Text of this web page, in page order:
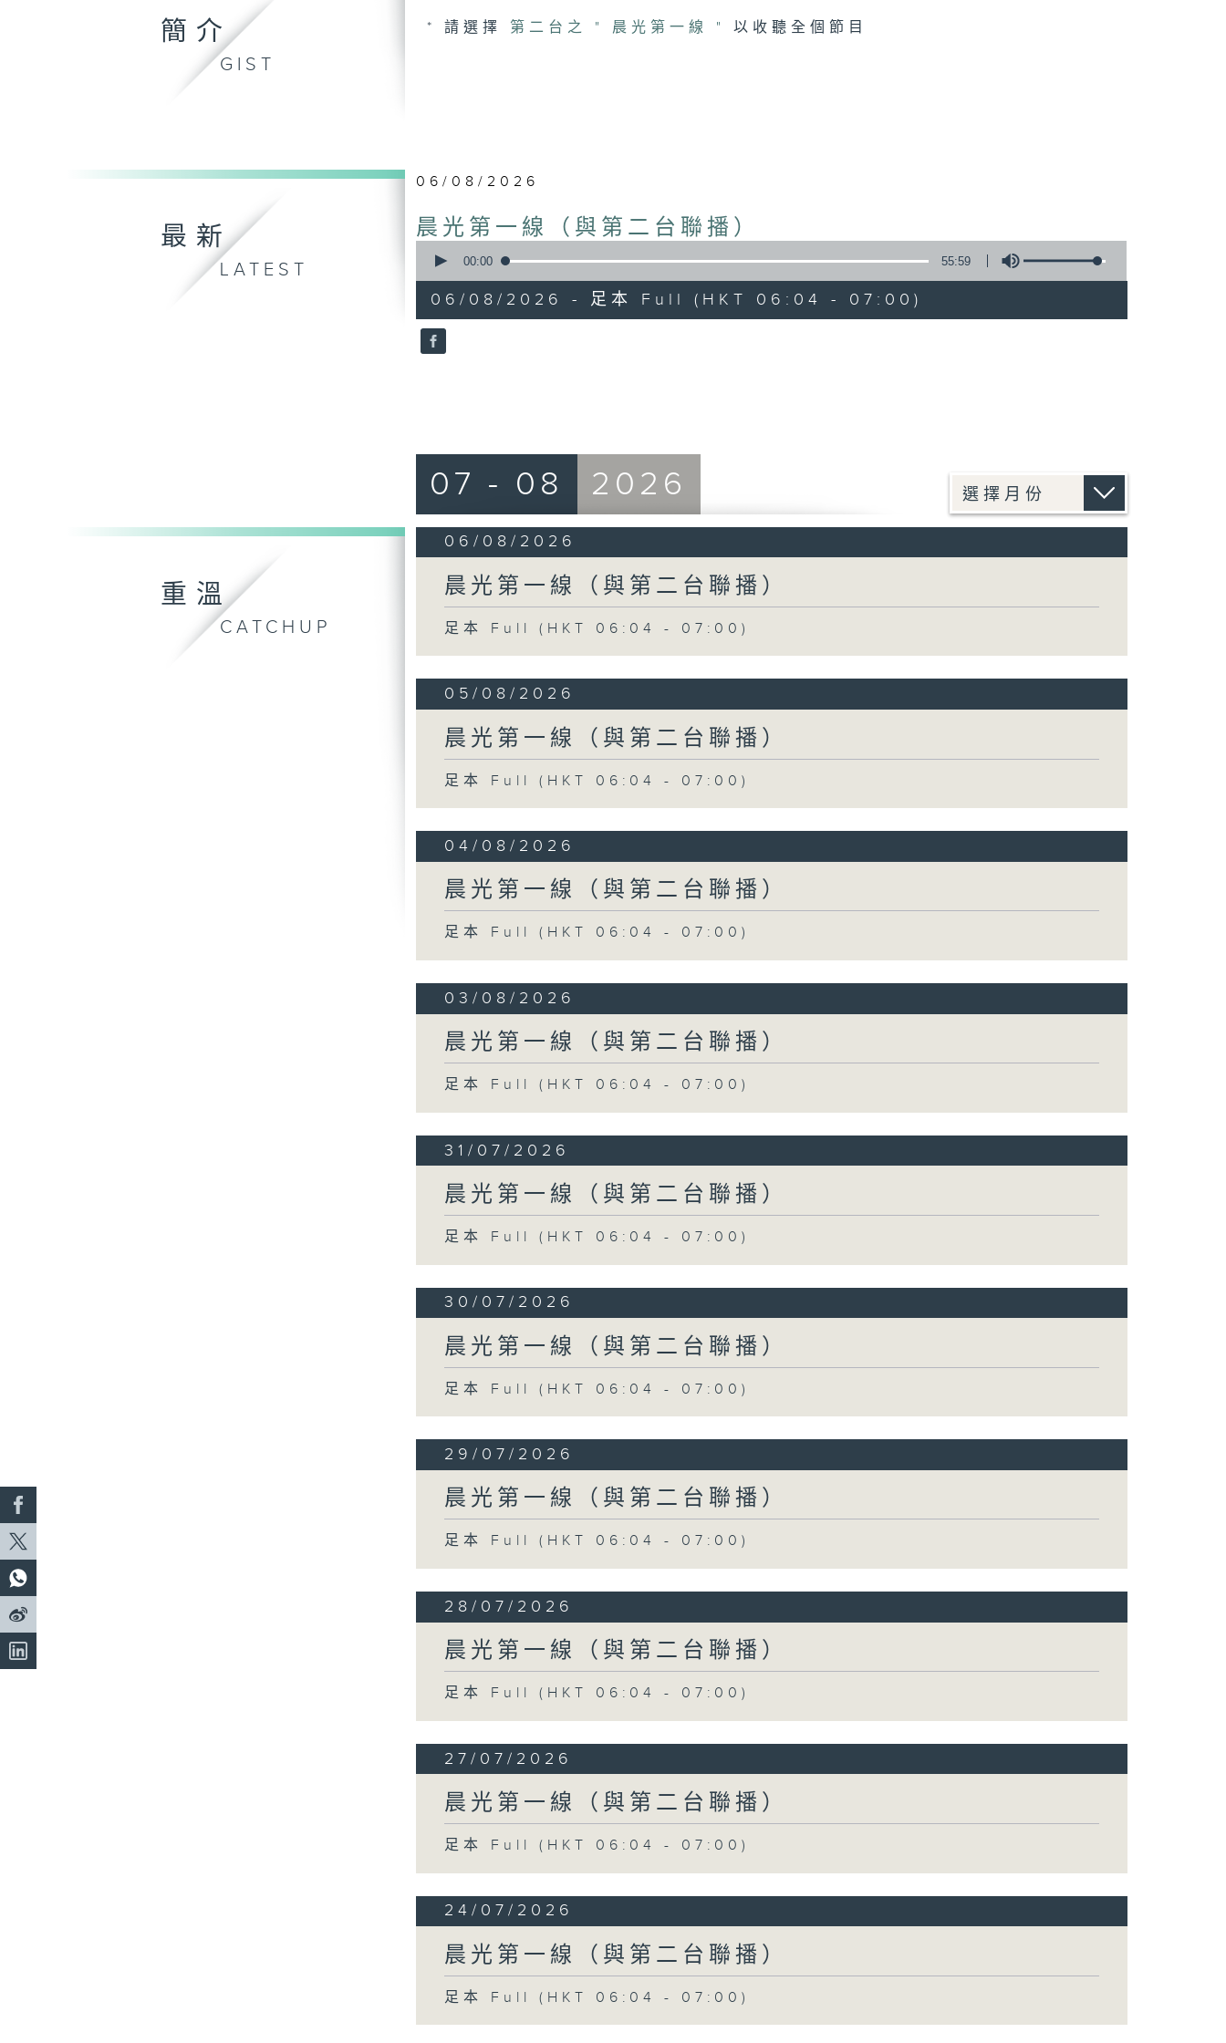
簡介
GIST
* 請選擇 第二台之 " 晨光第一線 " 以收聽全個節目
最新
LATEST
06/08/2026
晨光第一線（與第二台聯播）
seconds
55
minutes,
59
seconds
90%
00:00 55:59
06/08/2026 - 足本 Full (HKT 06:04 - 07:00)
重溫
CATCHUP
07 - 08 2026
06/08/2026
晨光第一線（與第二台聯播）
足本 Full (HKT 06:04 - 07:00)
05/08/2026
晨光第一線（與第二台聯播）
足本 Full (HKT 06:04 - 07:00)
04/08/2026
晨光第一線（與第二台聯播）
足本 Full (HKT 06:04 - 07:00)
03/08/2026
晨光第一線（與第二台聯播）
足本 Full (HKT 06:04 - 07:00)
31/07/2026
晨光第一線（與第二台聯播）
足本 Full (HKT 06:04 - 07:00)
30/07/2026
晨光第一線（與第二台聯播）
足本 Full (HKT 06:04 - 07:00)
29/07/2026
晨光第一線（與第二台聯播）
足本 Full (HKT 06:04 - 07:00)
28/07/2026
晨光第一線（與第二台聯播）
足本 Full (HKT 06:04 - 07:00)
27/07/2026
晨光第一線（與第二台聯播）
足本 Full (HKT 06:04 - 07:00)
24/07/2026
晨光第一線（與第二台聯播）
足本 Full (HKT 06:04 - 07:00)